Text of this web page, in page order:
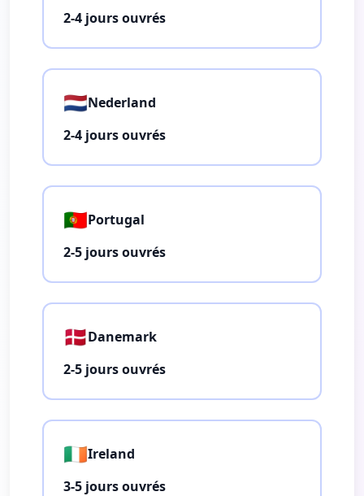
2-4 jours ouvrés
🇳🇱Nederland
2-4 jours ouvrés
🇵🇹Portugal
2-5 jours ouvrés
🇩🇰Danemark
2-5 jours ouvrés
🇮🇪Ireland
3-5 jours ouvrés